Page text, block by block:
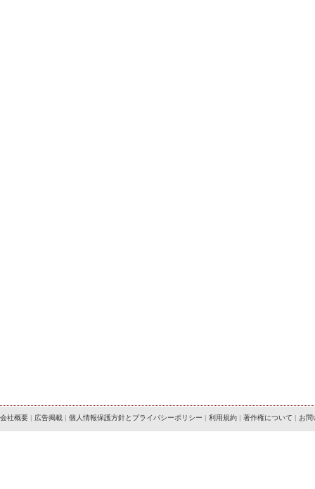
会社概要 | 広告掲載 | 個人情報保護方針とプライバシーポリシー | 利用規約 | 著作権について | お問